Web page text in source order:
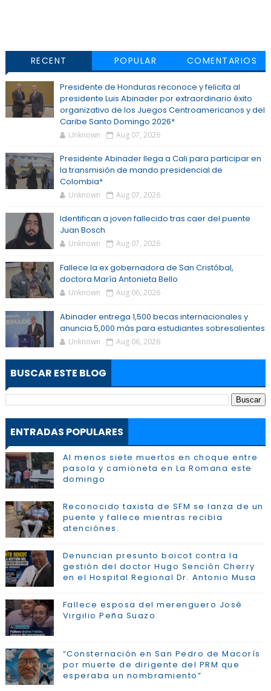
RECENT POPULAR COMENTARIOS
Presidente de Honduras reconoce y felicita al
presidente Luis Abinader por extraordinario éxito
organizativo de los Juegos Centroamericanos y del
Caribe Santo Domingo 2026*
Unknown Aug 07, 2026
Presidente Abinader llega a Cali para participar en
la transmisión de mando presidencial de
Colombia*
Unknown Aug 07, 2026
Identifican a joven fallecido tras caer del puente
Juan Bosch
Unknown Aug 07, 2026
Fallece la ex gobernadora de San Cristóbal,
doctora María Antonieta Bello
Unknown Aug 06, 2026
Abinader entrega 1,500 becas internacionales y
anuncia 5,000 más para estudiantes sobresalientes
Unknown Aug 06, 2026
BUSCAR ESTE BLOG
ENTRADAS POPULARES
Al menos siete muertos en choque entre
pasola y camioneta en La Romana este
domingo
Reconocido taxista de SFM se lanza de un
puente y fallece mientras recibia
atenciónes.
Denuncian presunto boicot contra la
gestión del doctor Hugo Sención Cherry
en el Hospital Regional Dr. Antonio Musa
Fallece esposa del merenguero José
Virgilio Peña Suazo
“Consternación en San Pedro de Macorís
por muerte de dirigente del PRM que
esperaba un nombramiento”